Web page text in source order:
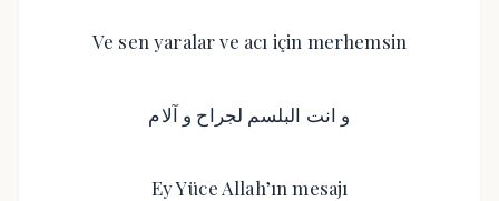
Ve sen yaralar ve acı için merhemsin
و انت البلسم لجراح و آلام
Ey Yüce Allah’ın mesajı